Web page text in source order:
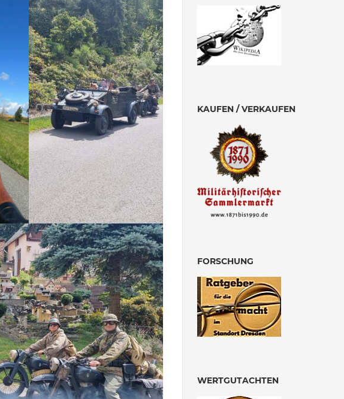
KAUFEN / VERKAUFEN
FORSCHUNG
WERTGUTACHTEN